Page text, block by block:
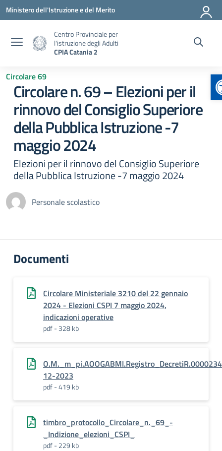
Vai ai contenuti
Vai al menu di navigazione
Vai al footer
Ministero dell'Istruzione e del Merito
Centro Provinciale per
l'istruzione degli Adulti
CPIA Catania 2
Circolare 69
Circolare n. 69 – Elezioni per il
rinnovo del Consiglio Superiore
della Pubblica Istruzione -7
maggio 2024
Elezioni per il rinnovo del Consiglio Superiore
della Pubblica Istruzione -7 maggio 2024
Personale scolastico
Documenti
Circolare Ministeriale 3210 del 22 gennaio
2024 - Elezioni CSPI 7 maggio 2024,
indicazioni operative
pdf - 328 kb
12-2023
pdf - 419 kb
timbro_protocollo_Circolare_n._69_-
_Indizione_elezioni_CSPI_
pdf - 229 kb